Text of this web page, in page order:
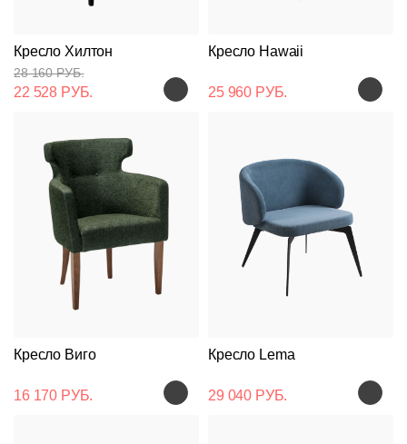
Кресло Хилтон
28 160 РУБ.
22 528 РУБ.
Кресло Hawaii
25 960 РУБ.
Кресло Виго
16 170 РУБ.
Кресло Lema
29 040 РУБ.